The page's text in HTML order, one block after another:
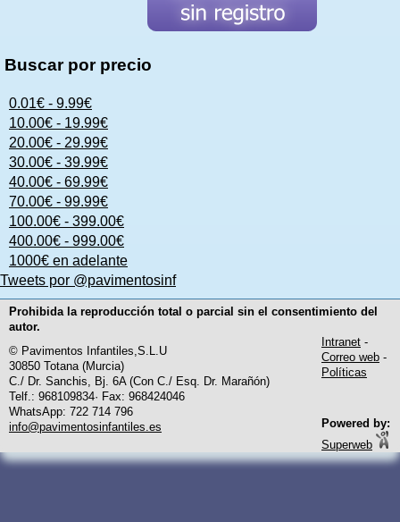
Buscar por precio
0.01€ - 9.99€
10.00€ - 19.99€
20.00€ - 29.99€
30.00€ - 39.99€
40.00€ - 69.99€
70.00€ - 99.99€
100.00€ - 399.00€
400.00€ - 999.00€
1000€ en adelante
Tweets por @pavimentosinf
Prohibida la reproducción total o parcial sin el consentimiento del
autor.
© Pavimentos Infantiles,S.L.U
30850 Totana (Murcia)
C./ Dr. Sanchis, Bj. 6A (Con C./ Esq. Dr. Marañón)
Telf.: 968109834· Fax: 968424046
WhatsApp: 722 714 796
info@pavimentosinfantiles.es
Intranet -
Correo web -
Políticas
Powered by:
Superweb